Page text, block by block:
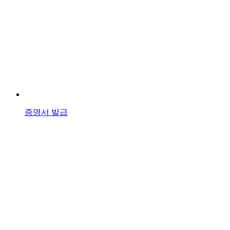
증명서 발급